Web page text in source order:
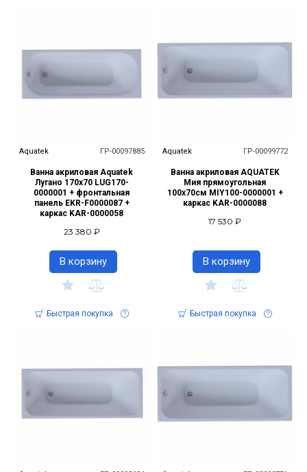
Aquatek ГР-00097885
Ванна акриловая Aquatek
Лугано 170х70 LUG170-
0000001 + фронтальная
панель EKR-F0000087 +
каркас KAR-0000058
23 380 ₽
В корзину
Быстрая покупка
Aquatek ГР-00099772
Ванна акриловая AQUATEK
Мия прямоугольная
100х70см MIY100-0000001 +
каркас KAR-0000088
17 530 ₽
В корзину
Быстрая покупка